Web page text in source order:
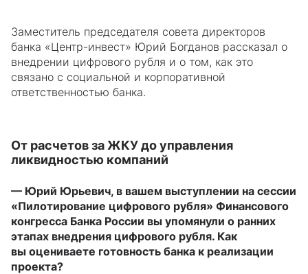
Заместитель председателя совета директоров
банка «Центр-инвест» Юрий Богданов рассказал о
внедрении цифрового рубля и о том, как это
связано с социальной и корпоративной
ответственностью банка.
От расчетов за ЖКУ до управления
ликвидностью компаний
— Юрий Юрьевич, в вашем выступлении на сессии
«Пилотирование цифрового рубля» Финансового
конгресса Банка России вы упомянули о ранних
этапах внедрения цифрового рубля. Как
вы оцениваете готовность банка к реализации
проекта?